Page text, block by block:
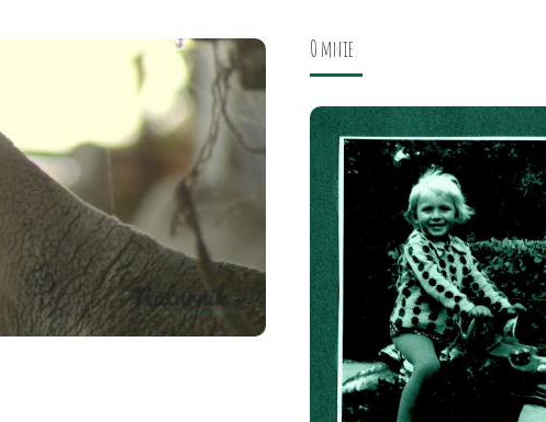
O mnie